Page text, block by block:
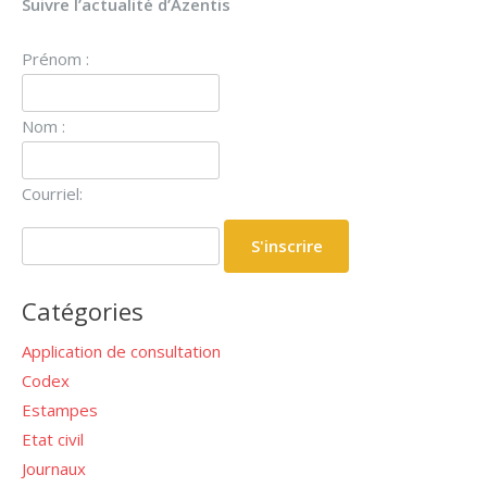
Suivre l’actualité d’Azentis
Prénom :
Nom :
Courriel:
Catégories
Application de consultation
Codex
Estampes
Etat civil
Journaux